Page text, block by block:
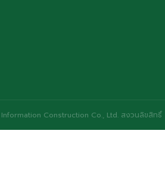
Construction Co., Ltd. สงวนลิขสิทธิ์